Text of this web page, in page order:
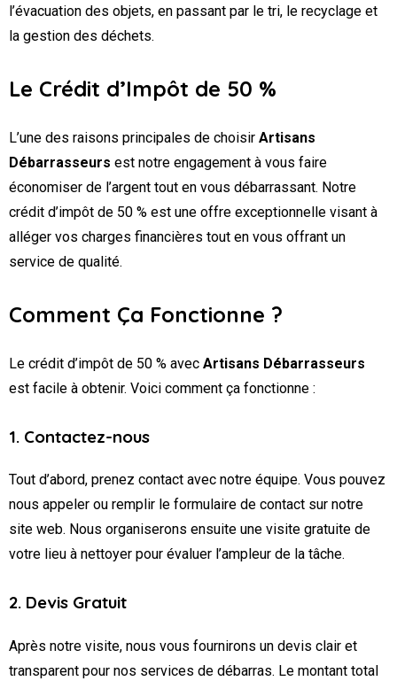
l’évacuation des objets, en passant par le tri, le recyclage et
la gestion des déchets.
Le Crédit d’Impôt de 50 %
L’une des raisons principales de choisir Artisans
Débarrasseurs est notre engagement à vous faire
économiser de l’argent tout en vous débarrassant. Notre
crédit d’impôt de 50 % est une offre exceptionnelle visant à
alléger vos charges financières tout en vous offrant un
service de qualité.
Comment Ça Fonctionne ?
Le crédit d’impôt de 50 % avec Artisans Débarrasseurs
est facile à obtenir. Voici comment ça fonctionne :
1. Contactez-nous
Tout d’abord, prenez contact avec notre équipe. Vous pouvez
nous appeler ou remplir le formulaire de contact sur notre
site web. Nous organiserons ensuite une visite gratuite de
votre lieu à nettoyer pour évaluer l’ampleur de la tâche.
2. Devis Gratuit
Après notre visite, nous vous fournirons un devis clair et
transparent pour nos services de débarras. Le montant total